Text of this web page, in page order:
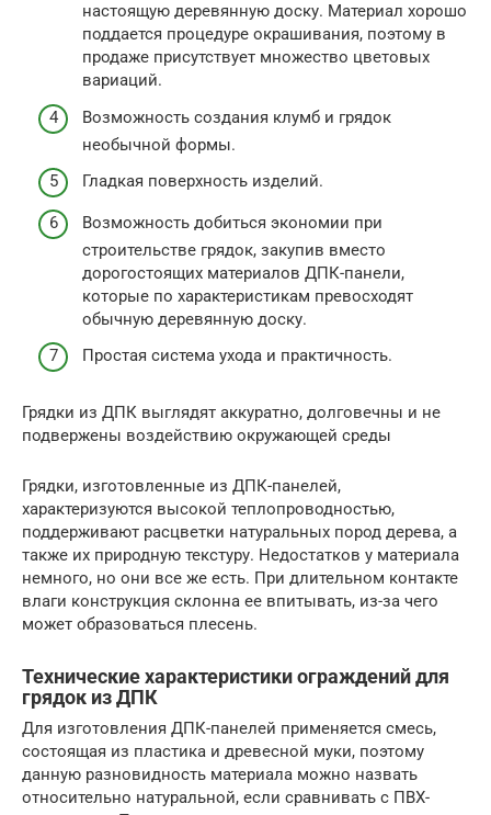
настоящую деревянную доску. Материал хорошо
поддается процедуре окрашивания, поэтому в
продаже присутствует множество цветовых
вариаций.
Возможность создания клумб и грядок
необычной формы.
Гладкая поверхность изделий.
Возможность добиться экономии при
строительстве грядок, закупив вместо
дорогостоящих материалов ДПК-панели,
которые по характеристикам превосходят
обычную деревянную доску.
Простая система ухода и практичность.
Грядки из ДПК выглядят аккуратно, долговечны и не
подвержены воздействию окружающей среды
Грядки, изготовленные из ДПК-панелей,
характеризуются высокой теплопроводностью,
поддерживают расцветки натуральных пород дерева, а
также их природную текстуру. Недостатков у материала
немного, но они все же есть. При длительном контакте
влаги конструкция склонна ее впитывать, из-за чего
может образоваться плесень.
Технические характеристики ограждений для
грядок из ДПК
Для изготовления ДПК-панелей применяется смесь,
состоящая из пластика и древесной муки, поэтому
данную разновидность материала можно назвать
относительно натуральной, если сравнивать с ПВХ-